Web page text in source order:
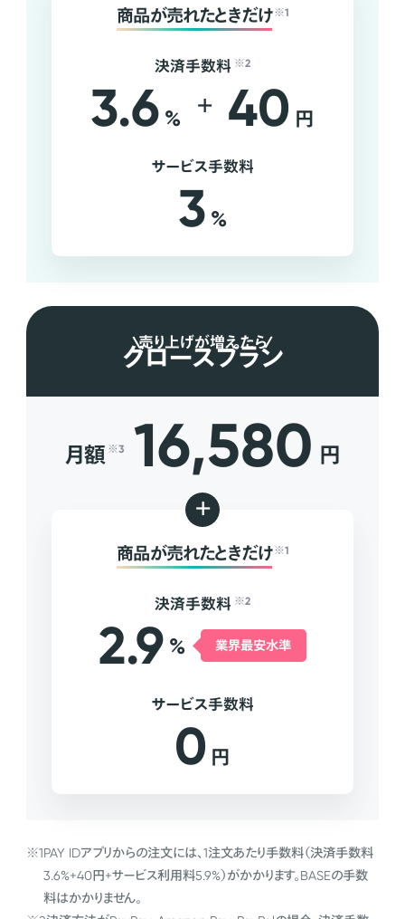
商品が売れたときだけ ※1
決済手数料 ※2
3.6 % + 40 円
サービス手数料
3 %
売り上げが増えたら
グロースプラン
月額 ※3 16,580 円
+
商品が売れたときだけ ※1
決済手数料 ※2
2.9 % 業界最安水準
サービス手数料
0 円
※1PAY IDアプリからの注文には、1注文あたり手数料（決済手数料
3.6%+40円+サービス利用料5.9%）がかかります。BASEの手数
料はかかりません。